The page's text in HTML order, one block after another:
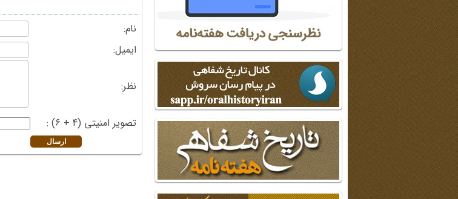
نام:
ایمیل:
نظر:
تصویر امنیتی (4 + 6) :